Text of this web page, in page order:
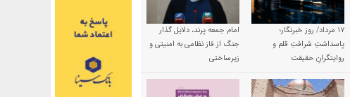
۱۷ مرداد/ روز خبرنگار؛
پاسداشتِ شرافتِ قلم و
روایتگرانِ حقیقت
امام جمعه پرند، دلایل گذار
جنگ از فاز نظامی به امنیتی و
زیرساختی